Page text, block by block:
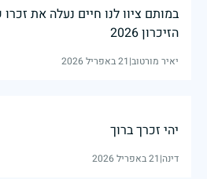
במותם ציוו לנו חיים נעלה את
הזיכרון 2026
יאיר מורטוב|21 באפריל 2026
יהי זכרך ברוך
דינה|21 באפריל 2026